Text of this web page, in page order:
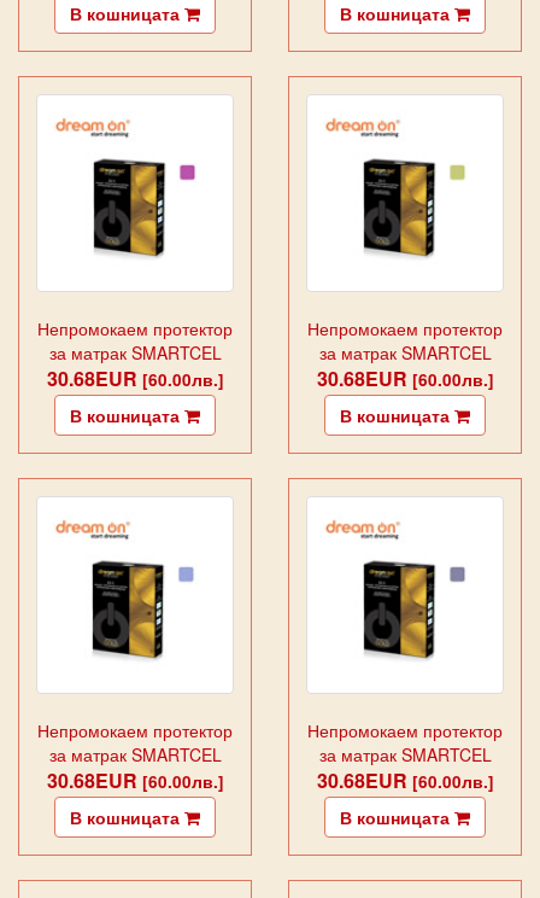
В кошницата В кошницата
Непромокаем протектор
за матрак SMARTCEL
GOLD Fuxia
30.68EUR [60.00лв.]
В кошницата
Непромокаем протектор
за матрак SMARTCEL
GOLD зелен
30.68EUR [60.00лв.]
В кошницата
Непромокаем протектор
за матрак SMARTCEL
GOLD Лила
30.68EUR [60.00лв.]
В кошницата
Непромокаем протектор
за матрак SMARTCEL
GOLD сиво
30.68EUR [60.00лв.]
В кошницата